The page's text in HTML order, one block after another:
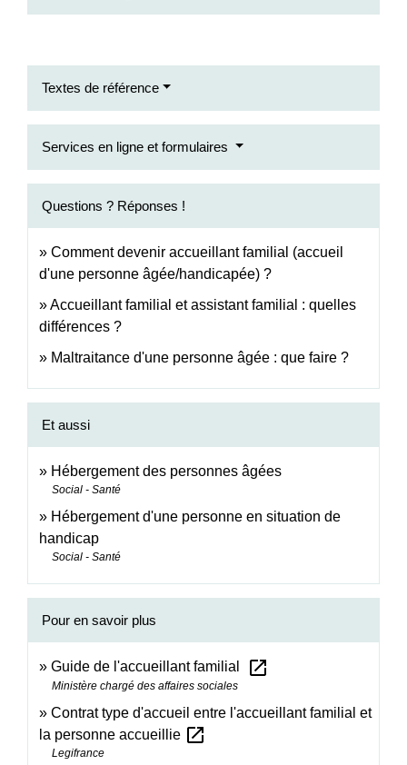
Textes de référence
Services en ligne et formulaires
Questions ? Réponses !
Comment devenir accueillant familial (accueil
d'une personne âgée/handicapée) ?
Accueillant familial et assistant familial : quelles
différences ?
Maltraitance d'une personne âgée : que faire ?
Et aussi
Hébergement des personnes âgées
Social - Santé
Hébergement d'une personne en situation de
handicap
Social - Santé
Pour en savoir plus
Guide de l'accueillant familial open_in_new
Ministère chargé des affaires sociales
Contrat type d'accueil entre l'accueillant familial et
la personne accueillie open_in_new
Legifrance